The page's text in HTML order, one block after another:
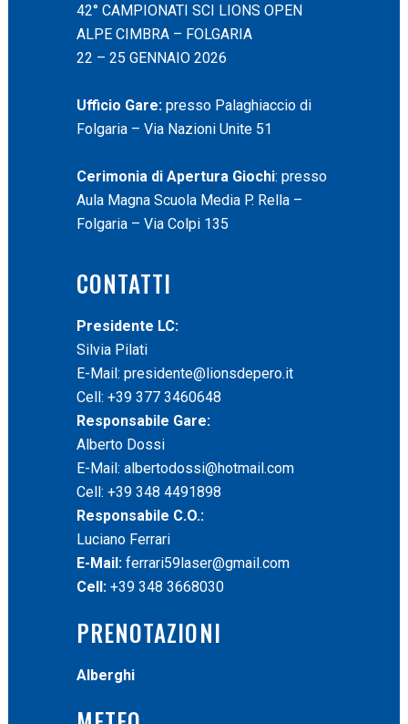
42° CAMPIONATI SCI LIONS OPEN
ALPE CIMBRA – FOLGARIA
22 – 25 GENNAIO 2026
Ufficio Gare: presso Palaghiaccio di
Folgaria – Via Nazioni Unite 51
Cerimonia di Apertura Giochi: presso
Aula Magna Scuola Media P. Rella –
Folgaria – Via Colpi 135
CONTATTI
Presidente LC:
Silvia Pilati
E-Mail: presidente@lionsdepero.it
Cell: +39 377 3460648
Responsabile Gare:
Alberto Dossi
E-Mail: albertodossi@hotmail.com
Cell: +39 348 4491898
Responsabile C.O.:
Luciano Ferrari
E-Mail: ferrari59laser@gmail.com
Cell: +39 348 3668030
PRENOTAZIONI
Alberghi